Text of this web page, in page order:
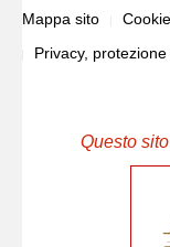
Mappa sito
Privacy,
Questo